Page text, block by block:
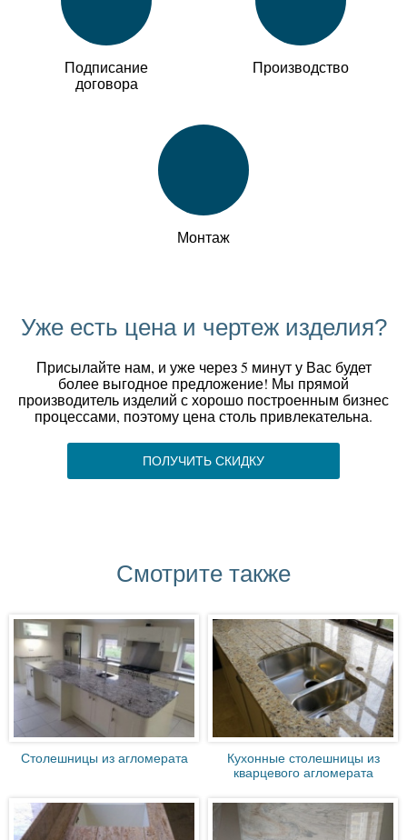
Подписание
договора
Производство
Монтаж
Уже есть цена и чертеж изделия?
Присылайте нам, и уже через 5 минут у Вас будет
более выгодное предложение! Мы прямой
производитель изделий с хорошо построенным бизнес
процессами, поэтому цена столь привлекательна.
ПОЛУЧИТЬ СКИДКУ
Смотрите также
Столешницы из агломерата
Кухонные столешницы из
кварцевого агломерата